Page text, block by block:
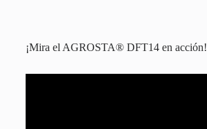
¡Mira el AGROSTA® DFT14 en acción!